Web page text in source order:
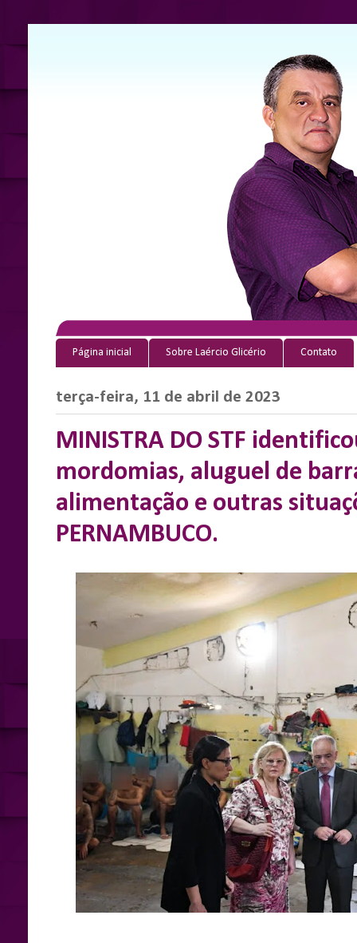
Página inicial Sobre Laércio Glicério Contato
terça-feira, 11 de abril de 2023
MINISTRA DO STF
mordomias, aluguel de
alimentação e outras
PERNAMBUCO.